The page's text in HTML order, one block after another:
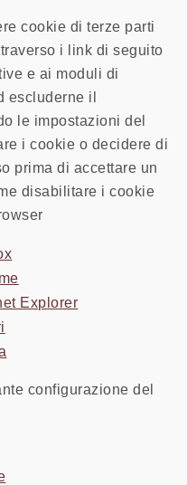
cookie di terze parti
i link di seguito
e ai moduli di
escluderne il
le impostazioni del
i cookie o decidere di
prima di accettare un
disabilitare i cookie
Explorer
configurazione del